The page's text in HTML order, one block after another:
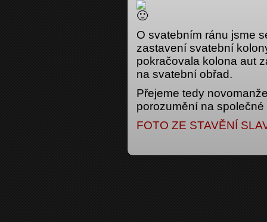
O svatebním ránu jsme
zastavení svatební
pokračovala kolona aut
na svatební obřad.
Přejeme tedy
porozumění na
FOTO ZE STAVĚNÍ